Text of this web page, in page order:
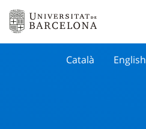
Català English